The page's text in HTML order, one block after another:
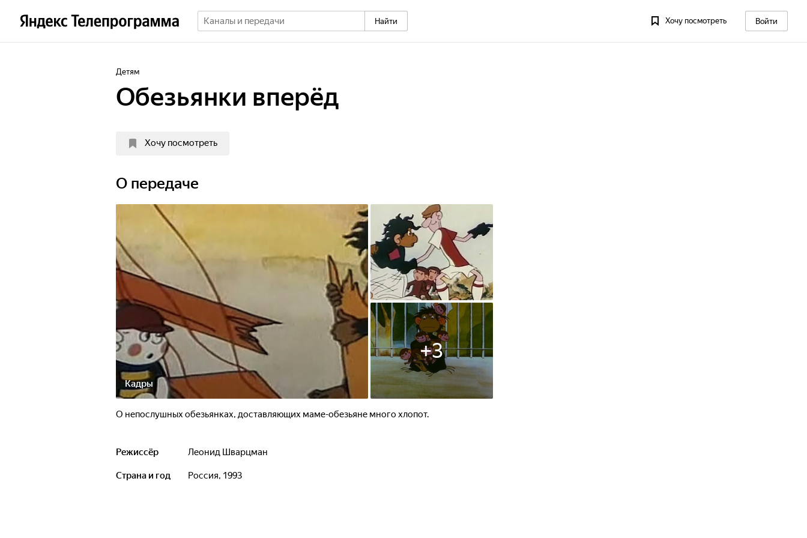
Найти Хочу посмотреть Войти
Детям
Обезьянки вперёд
Хочу посмотреть
О передаче
Кадры
+3
О непослушных обезьянках, доставляющих маме-обезьяне много хлопот.
Режиссёр Леонид Шварцман
Страна и год Россия, 1993